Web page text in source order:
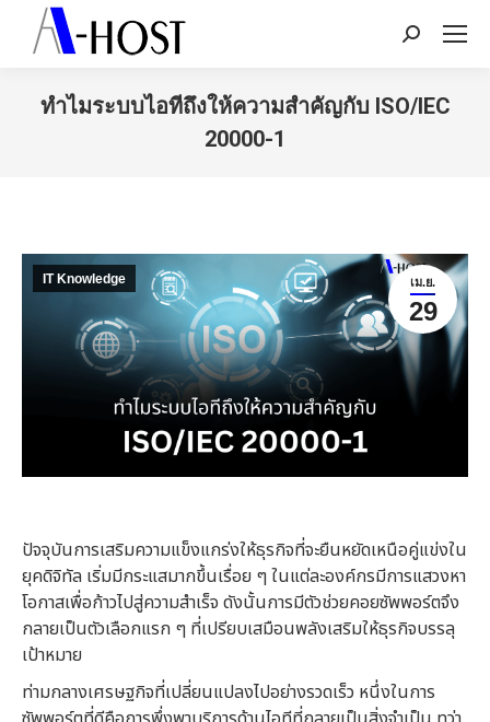
Search:
ทำไมระบบไอทีถึงให้ความสำคัญกับ ISO/IEC
20000-1
เม.ย.
29
IT Knowledge
ปัจจุบันการเสริมความแข็งแกร่งให้ธุรกิจที่จะยืนหยัดเหนือคู่แข่งใน
ยุคดิจิทัล เริ่มมีกระแสมากขึ้นเรื่อย ๆ ในแต่ละองค์กรมีการแสวงหา
โอกาสเพื่อก้าวไปสู่ความสำเร็จ ดังนั้นการมีตัวช่วยคอยซัพพอร์ตจึง
กลายเป็นตัวเลือกแรก ๆ ที่เปรียบเสมือนพลังเสริมให้ธุรกิจบรรลุ
เป้าหมาย
ท่ามกลางเศรษฐกิจที่เปลี่ยนแปลงไปอย่างรวดเร็ว หนึ่งในการ